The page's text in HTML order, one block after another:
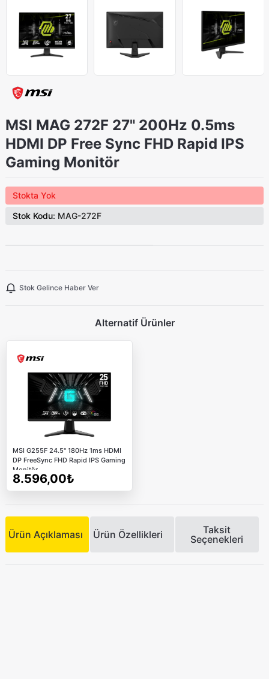
MSI MAG 272F 27" 200Hz 0.5ms
HDMI DP Free Sync FHD Rapid IPS
Gaming Monitör
Stokta Yok
Stok Kodu: MAG-272F
Stok Gelince Haber Ver
Alternatif Ürünler
MSI G255F 24.5" 180Hz 1ms HDMI
DP FreeSync FHD Rapid IPS Gaming
Monitör
8.596,00₺
Ürün Açıklaması Ürün Özellikleri
Taksit
Seçenekleri